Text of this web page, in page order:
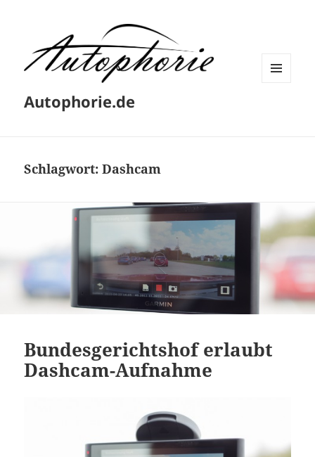
Autophorie.de
Schlagwort:Dashcam
Bundesgerichtshof erlaubt
Dashcam-Aufnahme